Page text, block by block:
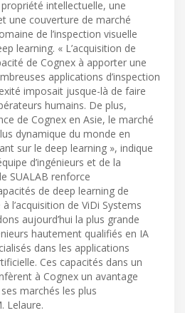
intellectuelle, une
une couverture de marché
de l’inspection visuelle
learning. « L’acquisition de
de Cognex à apporter une
applications d’inspection
imposait jusque-là de faire
humains. De plus,
de Cognex en Asie, le marché
dynamique du monde en
sur le deep learning », indique
d’ingénieurs et de la
SUALAB renforce
de deep learning de
l’acquisition de ViDi Systems
aujourd’hui la plus grande
hautement qualifiés en IA
dans les applications
Ces capacités dans un
à Cognex un avantage
marchés les plus
Lelaure.